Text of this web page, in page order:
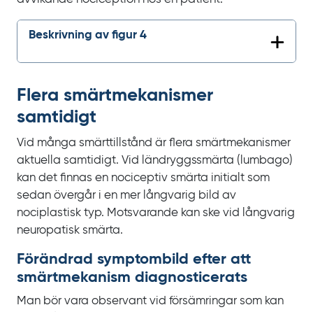
Beskrivning av figur 4
Flera smärt­mekanismer
samtidigt
Vid många smärttillstånd är flera smärtmekanismer
aktuella samtidigt. Vid ländryggssmärta (lumbago)
kan det finnas en nociceptiv smärta initialt som
sedan övergår i en mer långvarig bild av
nociplastisk typ. Motsvarande kan ske vid långvarig
neuropatisk smärta.
Förändrad symptombild efter att
smärtmekanism diagnosticerats
Man bör vara observant vid försämringar som kan